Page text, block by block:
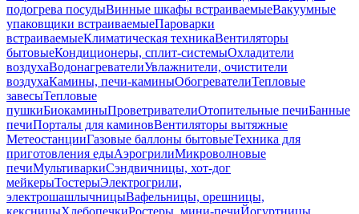
подогрева посудыВинные шкафы встраиваемыеВакуумные
упаковщики встраиваемыеПароварки
встраиваемыеКлиматическая техникаВентиляторы
бытовыеКондиционеры, сплит-системыОхладители
воздухаВодонагревателиУвлажнители, очистители
воздухаКамины, печи-каминыОбогревателиТепловые
завесыТепловые
пушкиБиокаминыПроветривателиОтопительные печиБанные
печиПорталы для каминовВентиляторы вытяжные
МетеостанцииГазовые баллоны бытовыеТехника для
приготовления едыАэрогрилиМикроволновые
печиМультиваркиСэндвичницы, хот-дог
мейкерыТостерыЭлектрогрили,
электрошашлычницыВафельницы, орешницы,
кексницыХлебопечкиРостеры, мини-печиЙогуртницы,